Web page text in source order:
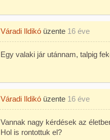
Váradi Ildikó üzente 16 éve
Egy valaki jár utánnam, talpig
Váradi Ildikó üzente 16 éve
Vannak nagy kérdések az
Hol is rontottuk el?